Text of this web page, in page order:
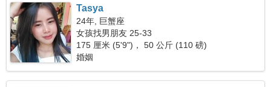
Tasya
24年, 巨蟹座
女孩找男朋友 25-33
175 厘米 (5'9")， 50 公斤 (110 磅)
婚姻